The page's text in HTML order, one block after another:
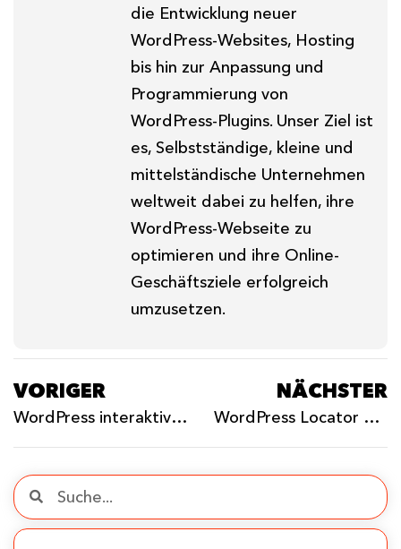
die Entwicklung neuer
WordPress-Websites, Hosting
bis hin zur Anpassung und
Programmierung von
WordPress-Plugins. Unser Ziel ist
es, Selbstständige, kleine und
mittelständische Unternehmen
weltweit dabei zu helfen, ihre
WordPress-Webseite zu
optimieren und ihre Online-
Geschäftsziele erfolgreich
umzusetzen.
VORIGER
WordPress interaktive Karte: Ultimativer Leitfaden 2025
NÄCHSTER
WordPress Locator Plugin: Karten für SEO & UX